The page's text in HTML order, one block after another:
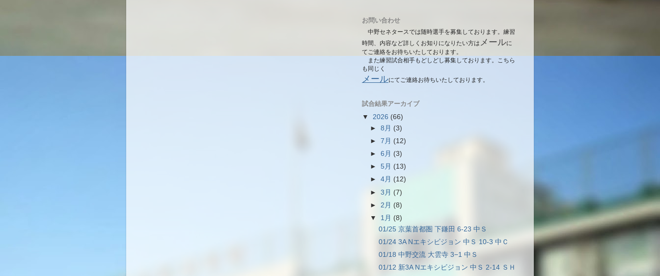
お問い合わせ
中野セネタースでは随時選手を募集しております。練習
時間、内容など詳しくお知りになりたい方は メールに
てご連絡をお待ちいたしております。
また練習試合相手もどしどし募集しております。こちら
も同じく
メールにてご連絡お待ちいたしております。
試合結果アーカイブ
▼ 2026 (66)
►8月 (3)
►7月 (12)
►6月 (3)
►5月 (13)
►4月 (12)
►3月 (7)
► 2月 (8)
▼ 1月 (8)
01/25 京葉首都圏 下鎌田 6-23 中Ｓ
01/24 3A Nエキシビジョン 中Ｓ 10-3 中Ｃ
01/18 中野交流 大雲寺 3−1 中Ｓ
01/12 新3A Nエキシビジョン 中Ｓ 2-14 ＳＨ